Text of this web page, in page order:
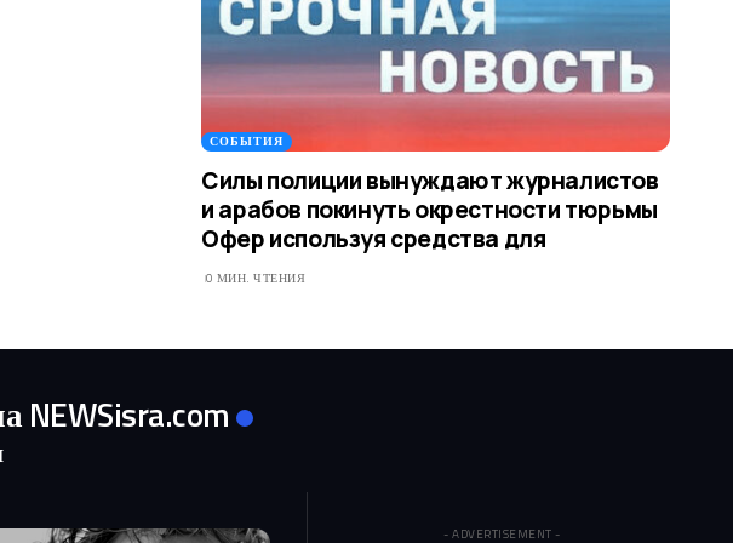
СОБЫТИЯ
Силы полиции вынуждают журналистов
и арабов покинуть окрестности тюрьмы
Офер используя средства для
0 МИН. ЧТЕНИЯ
NEWSisra.com
- ADVERTISEMENT -